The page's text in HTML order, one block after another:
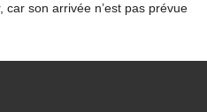
car son arrivée n’est pas prévue